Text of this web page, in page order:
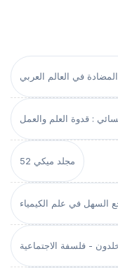
المضادة في العالم العربي
: قدوة العلم والعمل
مجلد ميكي 52
السهل في علم الكيمياء
- فلسفة الاجتماعية